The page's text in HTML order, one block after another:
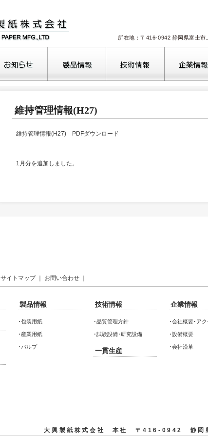
所在地：〒416-0942 静岡県富士市
維持管理情報(H27)
維持管理情報(H27) PDFダウンロード
1月分を追加しました。
サイトマップ お問い合わせ
製品情報
･包装用紙
･ 産業用紙
･ パルプ
技術情報
･品質管理方針
･試験設備･研究設備
一貫生産
企業情報
･会社概要･アク
･設備概要
･会社沿革
大興製紙株式会社 本社 〒416-0942 静岡